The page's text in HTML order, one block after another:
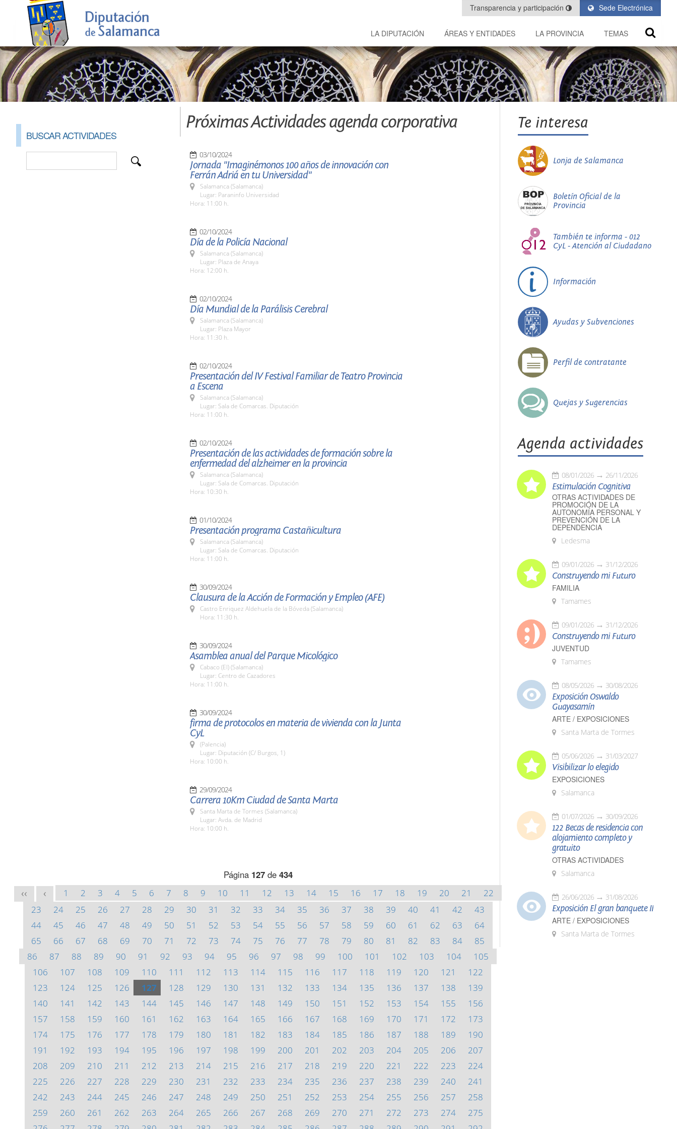
Sede Electrónica
Transparencia y participación
LA DIPUTACIÓN ÁREAS Y ENTIDADES LA PROVINCIA TEMAS
BUSCAR ACTIVIDADES
Próximas Actividades agenda corporativa
03/10/2024
Jornada "Imaginémonos 100 años de innovación con
Ferrán Adriá en tu Universidad"
Salamanca (Salamanca)
Lugar: Paraninfo Universidad
Hora: 11:00 h.
02/10/2024
Día de la Policía Nacional
Salamanca (Salamanca)
Lugar: Plaza de Anaya
Hora: 12:00 h.
02/10/2024
Día Mundial de la Parálisis Cerebral
Salamanca (Salamanca)
Lugar: Plaza Mayor
Hora: 11:30 h.
02/10/2024
Presentación del IV Festival Familiar de Teatro Provincia
a Escena
Salamanca (Salamanca)
Lugar: Sala de Comarcas. Diputación
Hora: 11:00 h.
02/10/2024
Presentación de las actividades de formación sobre la
enfermedad del alzheimer en la provincia
Salamanca (Salamanca)
Lugar: Sala de Comarcas. Diputación
Hora: 10:30 h.
01/10/2024
Presentación programa Castañicultura
Salamanca (Salamanca)
Lugar: Sala de Comarcas. Diputación
Hora: 11:00 h.
30/09/2024
Clausura de la Acción de Formación y Empleo (AFE)
Castro Enriquez Aldehuela de la Bóveda (Salamanca)
Hora: 11:30 h.
30/09/2024
Asamblea anual del Parque Micológico
Cabaco (El) (Salamanca)
Lugar: Centro de Cazadores
Hora: 11:00 h.
30/09/2024
firma de protocolos en materia de vivienda con la Junta
CyL
(Palencia)
Lugar: Diputación (C/ Burgos, 1)
Hora: 10:00 h.
29/09/2024
Carrera 10Km Ciudad de Santa Marta
Santa Marta de Tormes (Salamanca)
Lugar: Avda. de Madrid
Hora: 10:00 h.
Página 127de 434
<< < 1 2 3 4 5 6 7 8 9 10 11 12 13 14 15 16 17 18 19 20 21
22
23
24 25 26 27 28 29 30 31 32 33 34 35 36 37 38 39 40 41 42
43
44
45 46 47 48 49 50 51 52 53 54 55 56 57 58 59 60 61 62 63
64
65
66 67 68 69 70 71 72 73 74 75 76 77 78 79 80 81 82 83 84
85
86
87 88 89 90 91 92 93 94 95 96 97 98 99 100 101 102 103 104
105
106
107 108 109 110 111 112 113 114 115 116 117 118 119 120 121
122
123
124 125 126 127 128 129 130 131 132 133 134 135 136 137 138
139
140
141 142 143 144 145 146 147 148 149 150 151 152 153 154 155
156
157
158 159 160 161 162 163 164 165 166 167 168 169 170 171 172
173
174
175 176 177 178 179 180 181 182 183 184 185 186 187 188 189
190
191
192 193 194 195 196 197 198 199 200 201 202 203 204 205 206
207
208
209 210 211 212 213 214 215 216 217 218 219 220 221 222 223
224
225
226 227 228 229 230 231 232 233 234 235 236 237 238 239 240
241
242
243 244 245 246 247 248 249 250 251 252 253 254 255 256 257
258
259
260 261 262 263 264 265 266 267 268 269 270 271 272 273 274
275
Te interesa
Lonja de Salamanca
Boletín Oficial de la
Provincia
También te informa - 012
CyL - Atención al Ciudadano
Información
Ayudas y Subvenciones
Perfil de contratante
Quejas y Sugerencias
Agenda actividades
08/01/2026 26/11/2026
Estimulación Cognitiva
OTRAS ACTIVIDADES DE
PROMOCIÓN DE LA
AUTONOMÍA PERSONAL Y
PREVENCIÓN DE LA
DEPENDENCIA
Ledesma
09/01/2026 31/12/2026
Construyendo mi Futuro
FAMILIA
Tamames
09/01/2026 31/12/2026
Construyendo mi Futuro
JUVENTUD
Tamames
08/05/2026 30/08/2026
Exposición Oswaldo
Guayasamín
ARTE / EXPOSICIONES
Santa Marta de Tormes
05/06/2026 31/03/2027
Visibilizar lo elegido
EXPOSICIONES
Salamanca
01/07/2026 30/09/2026
122 Becas de residencia con
alojamiento completo y
gratuito
OTRAS ACTIVIDADES
Salamanca
26/06/2026 31/08/2026
Exposición El gran banquete II
ARTE / EXPOSICIONES
Santa Marta de Tormes